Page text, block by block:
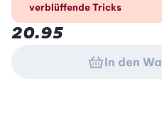
verblüffende Tricks
20.95
In den